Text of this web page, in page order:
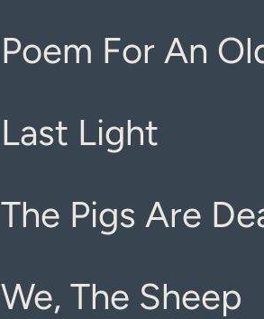
Poem For An
Last Light
The Pigs Are
We, The Sheep